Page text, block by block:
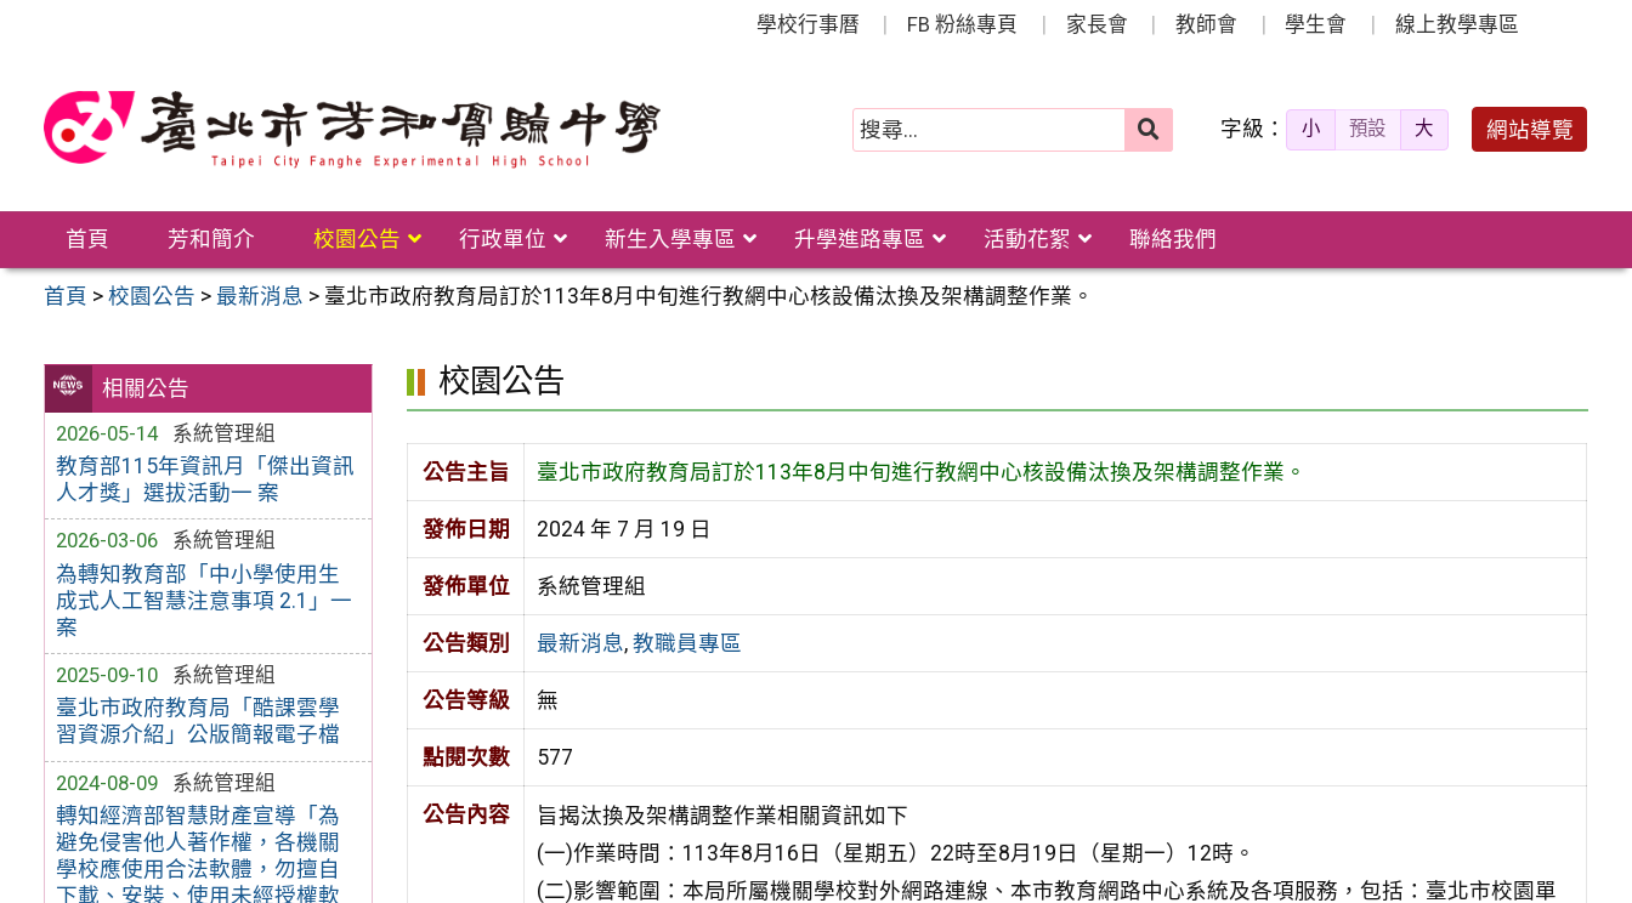
學校行事曆 FB 粉絲專頁 家長會 教師會 學生會 線上教學專區
字級： 小 預設 大 網站導覽
首頁 芳和簡介 校園公告 行政單位 新生入學專區 升學進路專區 活動花絮 聯絡我們
首頁 >校園公告 > 最新消息 > 臺北市政府教育局訂於113年8月中旬進行教網中心核設備汰換及架構調整作業。
相關公告
2026-05-14
系統管理組
教育部115年資訊月「傑出資訊
人才獎」選拔活動一 案
2026-03-06
系統管理組
為轉知教育部「中小學使用生
成式人工智慧注意事項 2.1」一
案
2025-09-10
系統管理組
臺北市政府教育局「酷課雲學
習資源介紹」公版簡報電子檔
2024-08-09
系統管理組
轉知經濟部智慧財產宣導「為
避免侵害他人著作權，各機關
學校應使用合法軟體，勿擅自
下載、安裝、使用未經授權軟
校園公告
公告主旨 臺北市政府教育局訂於113年8月中旬進行教網中心核設備汰換及架構調整作業。
發佈日期 2024 年 7 月 19 日
發佈單位 系統管理組
公告類別 最新消息, 教職員專區
公告等級 無
點閱次數 577
公告內容
旨揭汰換及架構調整作業相關資訊如下
(一)作業時間：113年8月16日（星期五）22時至8月19日（星期一）12時。
(二)影響範圍：本局所屬機關學校對外網路連線、本市教育網路中心系統及各項服務，包括：臺北市校園單